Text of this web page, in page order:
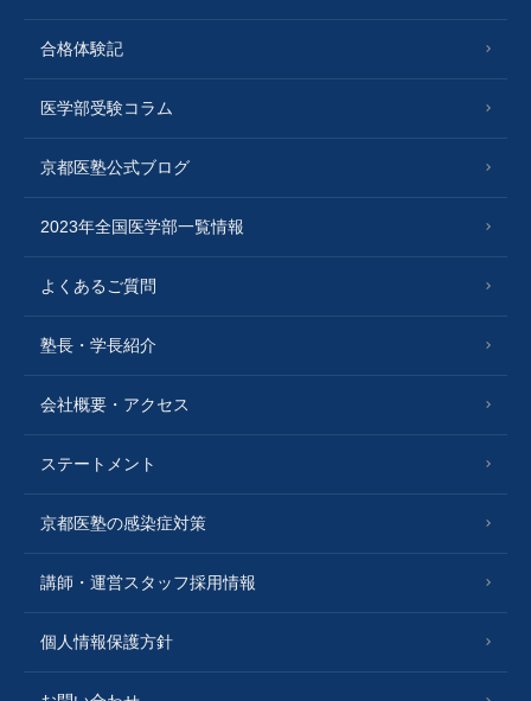
合格体験記
医学部受験コラム
京都医塾公式ブログ
2023年全国医学部一覧情報
よくあるご質問
塾長・学長紹介
会社概要・アクセス
ステートメント
京都医塾の感染症対策
講師・運営スタッフ採用情報
個人情報保護方針